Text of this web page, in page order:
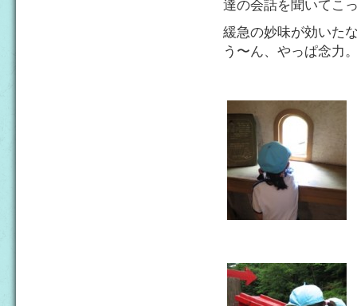
達の会話を聞いてこ
緩急の妙味が効いた
う〜ん、やっぱ念力